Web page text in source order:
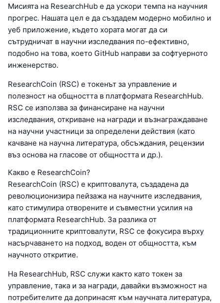
Мисията на ResearchHub е да ускори темпа на научния
прогрес. Нашата цел е да създадем модерно мобилно и
уеб приложение, където хората могат да си
сътрудничат в научни изследвания по-ефективно,
подобно на това, което GitHub направи за софтуерното
инженерство.
ResearchCoin (RSC) е токенът за управление и
полезност на общността в платформата ResearchHub.
RSC се използва за финансиране на научни
изследвания, откриване на награди и възнаграждаване
на научни участници за определени действия (като
качване на научна литература, обсъждания, рецензии
въз основа на гласове от общността и др.).
Какво е ResearchCoin?
ResearchCoin (RSC) е криптовалута, създадена да
революционизира пейзажа на научните изследвания,
като стимулира отворените и съвместни усилия на
платформата ResearchHub. За разлика от
традиционните криптовалути, RSC се фокусира върху
насърчаването на подход, воден от общността, към
научното откритие.
На ResearchHub, RSC служи както като токен за
управление, така и за награди, давайки възможност на
потребителите да допринасят към научната литература,